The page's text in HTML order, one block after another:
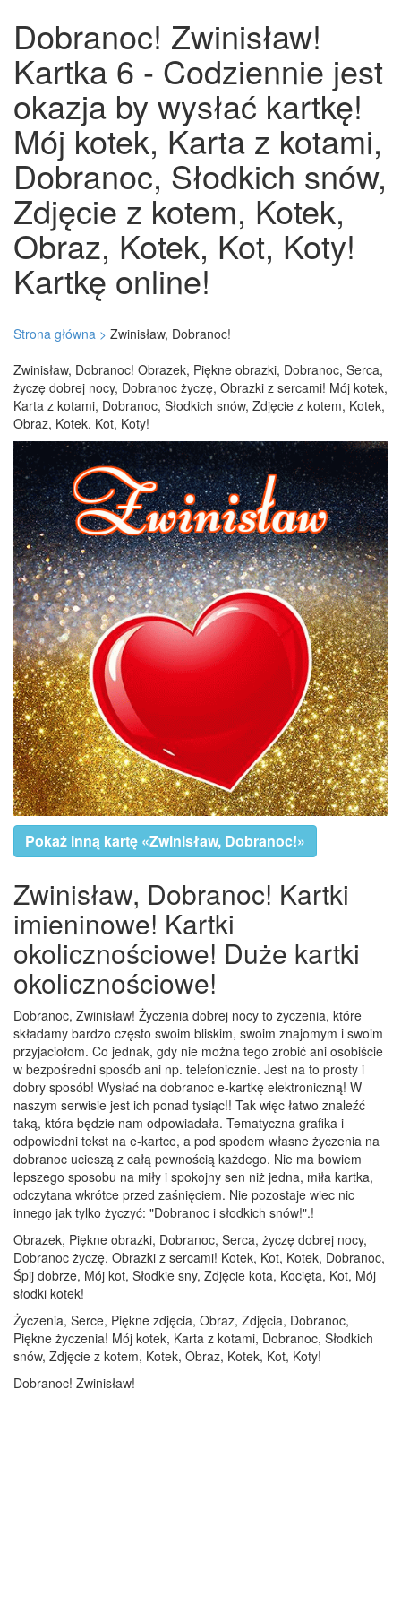
Dobranoc! Zwinisław!
Kartka 6 - Codziennie jest
okazja by wysłać kartkę!
Mój kotek, Karta z kotami,
Dobranoc, Słodkich snów,
Zdjęcie z kotem, Kotek,
Obraz, Kotek, Kot, Koty!
Kartkę online!
Strona główna > Zwinisław, Dobranoc!
Zwinisław, Dobranoc! Obrazek, Piękne obrazki, Dobranoc, Serca,
życzę dobrej nocy, Dobranoc życzę, Obrazki z sercami! Mój kotek,
Karta z kotami, Dobranoc, Słodkich snów, Zdjęcie z kotem, Kotek,
Obraz, Kotek, Kot, Koty!
Pokaż inną kartę «Zwinisław, Dobranoc!»
Zwinisław, Dobranoc! Kartki
imieninowe! Kartki
okolicznościowe! Duże kartki
okolicznościowe!
Dobranoc, Zwinisław! Życzenia dobrej nocy to życzenia, które
składamy bardzo często swoim bliskim, swoim znajomym i swoim
przyjaciołom. Co jednak, gdy nie można tego zrobić ani osobiście
w bezpośredni sposób ani np. telefonicznie. Jest na to prosty i
dobry sposób! Wysłać na dobranoc e-kartkę elektroniczną! W
naszym serwisie jest ich ponad tysiąc!! Tak więc łatwo znaleźć
taką, która będzie nam odpowiadała. Tematyczna grafika i
odpowiedni tekst na e-kartce, a pod spodem własne życzenia na
dobranoc ucieszą z całą pewnością każdego. Nie ma bowiem
lepszego sposobu na miły i spokojny sen niż jedna, miła kartka,
odczytana wkrótce przed zaśnięciem. Nie pozostaje wiec nic
innego jak tylko życzyć: "Dobranoc i słodkich snów!".!
Obrazek, Piękne obrazki, Dobranoc, Serca, życzę dobrej nocy,
Dobranoc życzę, Obrazki z sercami! Kotek, Kot, Kotek, Dobranoc,
Śpij dobrze, Mój kot, Słodkie sny, Zdjęcie kota, Kocięta, Kot, Mój
słodki kotek!
Życzenia, Serce, Piękne zdjęcia, Obraz, Zdjęcia, Dobranoc,
Piękne życzenia! Mój kotek, Karta z kotami, Dobranoc, Słodkich
snów, Zdjęcie z kotem, Kotek, Obraz, Kotek, Kot, Koty!
Dobranoc! Zwinisław!